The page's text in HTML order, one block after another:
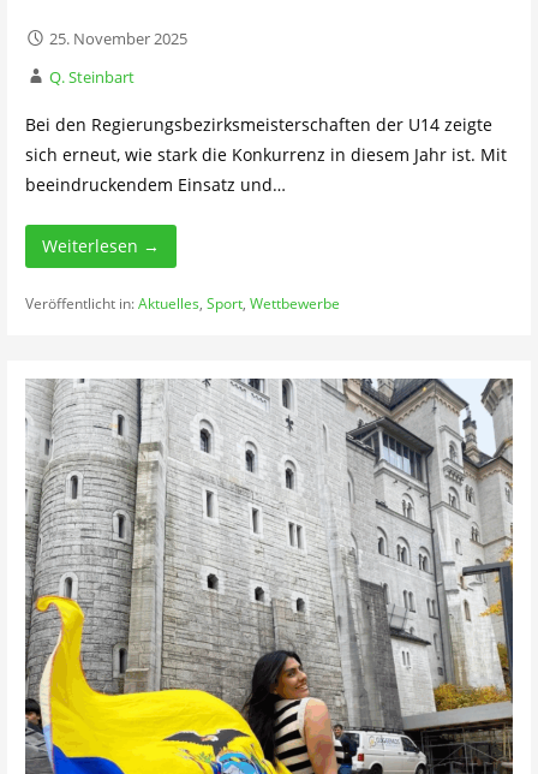
25. November 2025
Q. Steinbart
Bei den Regierungsbezirksmeisterschaften der U14 zeigte
sich erneut, wie stark die Konkurrenz in diesem Jahr ist. Mit
beeindruckendem Einsatz und…
Weiterlesen →
Veröffentlicht in:Aktuelles, Sport, Wettbewerbe